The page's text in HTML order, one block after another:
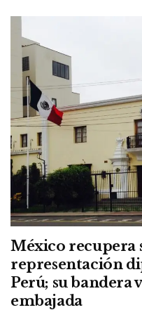
México recupera
representación
Perú; su bandera
embajada